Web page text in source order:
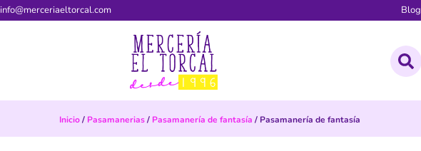
info@merceriaeltorcal.com Blog
Inicio/ Pasamanerias/ Pasamanería de fantasía / Pasamanería de fantasía